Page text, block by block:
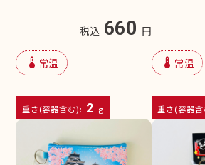
税込 660 円
device_thermostat 常温
重さ(容器含む): 2 g
device_thermostat 常温
重さ(容器含